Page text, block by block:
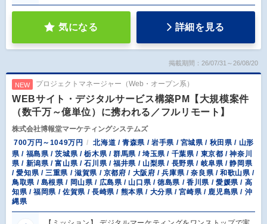
気になる 詳細を見る
掲載期間：26/07/31～26/08/20
NEW プロジェクトマネージャー（Web・オープン系）
WEBサイト・デジタルサービス構築PM【大規模案件
（数千万～億単位）に携われる／フルリモート】
株式会社博報堂マーケティングシステムズ
700万円～1049万円
北海道 / 青森県 / 岩手県 / 宮城県 / 秋田県 / 山形
県 / 福島県 / 茨城県 / 栃木県 / 群馬県 / 埼玉県 / 千葉県 / 東京都 / 神奈川
県 / 新潟県 / 富山県 / 石川県 / 福井県 / 山梨県 / 長野県 / 岐阜県 / 静岡県
/ 愛知県 / 三重県 / 滋賀県 / 京都府 / 大阪府 / 兵庫県 / 奈良県 / 和歌山県 /
鳥取県 / 島根県 / 岡山県 / 広島県 / 山口県 / 徳島県 / 香川県 / 愛媛県 / 高
知県 / 福岡県 / 佐賀県 / 長崎県 / 熊本県 / 大分県 / 宮崎県 / 鹿児島県 / 沖
縄県